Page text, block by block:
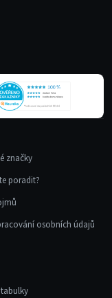
značky
poradit?
osobních údajů